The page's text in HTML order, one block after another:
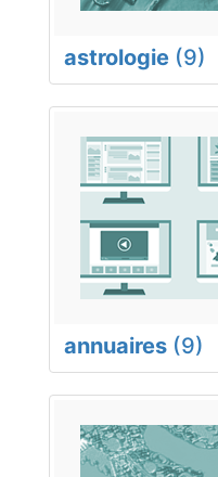
astrologie (9)
annuaires (9)